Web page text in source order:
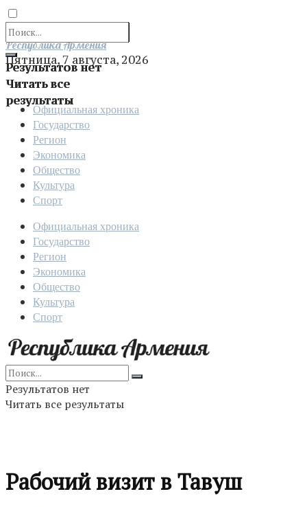
Результатов нет
Читать все
результаты
Отправить
Республика Армения
Пятница, 7 августа, 2026
Официальная хроника
Государство
Регион
Экономика
Общество
Культура
Спорт
Официальная хроника
Государство
Регион
Экономика
Общество
Культура
Спорт
Результатов нет
Читать все результаты
Рабочий визит в Тавуш